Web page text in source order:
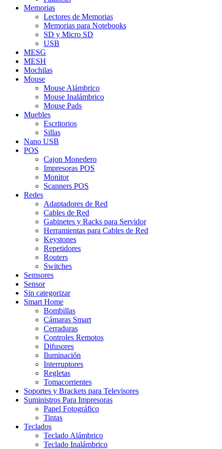
Memorias
Lectores de Memorias
Memorias para Notebooks
SD y Micro SD
USB
MESG
MESH
Mochilas
Mouse
Mouse Alámbrico
Mouse Inalámbrico
Mouse Pads
Muebles
Escritorios
Sillas
Nano USB
POS
Cajon Monedero
Impresoras POS
Monitor
Scanners POS
Redes
Adaptadores de Red
Cables de Red
Gabinetes y Racks para Servidor
Herramientas para Cables de Red
Keystones
Repetidores
Routers
Switches
Semsores
Sensor
Sin categorizar
Smart Home
Bombillas
Cámaras Smart
Cerraduras
Controles Remotos
Difusores
Iluminación
Interruptores
Regletas
Tomacorrientes
Soportes y Brackets para Televisores
Suministros Para Impresoras
Papel Fotográfico
Tintas
Teclados
Teclado Alámbrico
Teclado Inalámbrico